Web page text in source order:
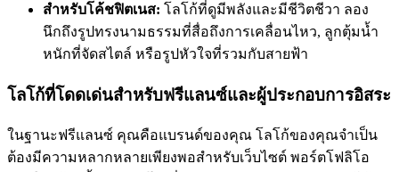
สำหรับโค้ชฟิตเนส: โลโก้ที่ดูมีพลังและมีชีวิตชีวา ลอง
นึกถึงรูปทรงนามธรรมที่สื่อถึงการเคลื่อนไหว, ลูกตุ้มน้ำ
หนักที่จัดสไตล์ หรือรูปหัวใจที่รวมกับสายฟ้า
โลโก้ที่โดดเด่นสำหรับฟรีแลนซ์และผู้ประกอบการอิสระ
ในฐานะฟรีแลนซ์ คุณคือแบรนด์ของคุณ โลโก้ของคุณจำเป็น
ต้องมีความหลากหลายเพียงพอสำหรับเว็บไซต์ พอร์ตโฟลิโอ